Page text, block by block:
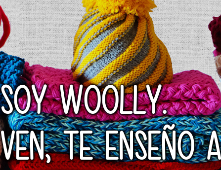
SOY WOOLLY.
VEN, TE ENSEÑO